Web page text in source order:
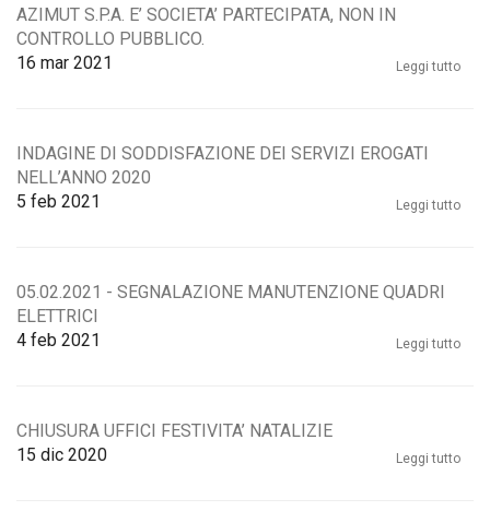
AZIMUT S.P.A. E’ SOCIETA’ PARTECIPATA, NON IN
CONTROLLO PUBBLICO.
16 mar 2021 Leggi tutto
INDAGINE DI SODDISFAZIONE DEI SERVIZI EROGATI
NELL’ANNO 2020
5 feb 2021 Leggi tutto
05.02.2021 - SEGNALAZIONE MANUTENZIONE QUADRI
ELETTRICI
4 feb 2021 Leggi tutto
CHIUSURA UFFICI FESTIVITA’ NATALIZIE
15 dic 2020 Leggi tutto